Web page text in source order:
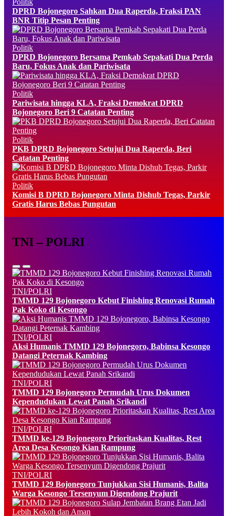
Politik
DPRD Bojonegoro Sahkan Dua Raperda, Fraksi PAN
BNR Titip Pesan Penting
Politik
DPRD Bojonegoro Bersama Pemkab Sepakati Dua Perda
Baru, Fokus Anak dan Pariwisata
Politik
Pariwisata hingga KLA, Fraksi Demokrat DPRD
Bojonegoro Beri 9 Catatan Penting
Politik
PKB DPRD Bojonegoro Setujui Dua Raperda, Beri
Catatan Penting
Politik
Komisi B DPRD Bojonegoro Minta Dishub Tegas, Parkir
Gratis Harus Bebas Pungutan
TNI – POLRI
TNI/POLRI
TMMD 129 Bojonegoro Kebut Finishing Renovasi Rumah
Pak Koko di Kesongo
TNI/POLRI
Aksi Humanis TMMD 129 Bojonegoro, Babinsa Kesongo
Datangi Peternak Kambing
TNI/POLRI
TMMD 129 Bojonegoro Permudah Urus Dokumen
Kependudukan Lewat Panah Srikandi
TNI/POLRI
TMMD ke-129 Bojonegoro Prioritaskan Kualitas, Rest
Area Desa Kesongo Kian Rampung
TNI/POLRI
TMMD 129 Bojonegoro Tunjukkan Sisi Humanis, Balita
Warga Kesongo Tersenyum Digendong Prajurit